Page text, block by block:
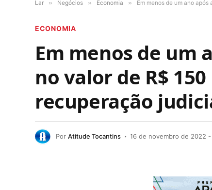
Lar » Negócios » Economia » Em menos de um ano
ECONOMIA
Em menos de um
no valor de R$
recuperação
Por Atitude Tocantins 16 de novembro de 2022